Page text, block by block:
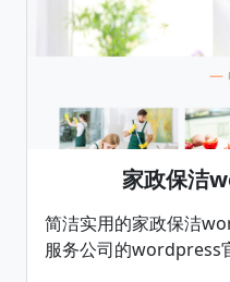
家政保洁
简洁实用的家政保洁
服务公司的wordpress